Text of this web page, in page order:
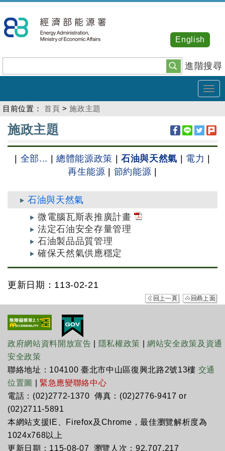
到
主
內
容
進階搜尋
English
目前位置： 首頁 >施政主題
:::
施政主題
全部... 總體能源政策 石油與天然氣 電力
再生能源
節約能源
石油與天然氣
微電腦瓦斯表推廣計畫
法定石油安全存量管理
石油製品品質管理
確保天然氣供應穩定
更新日期：113-02-21
政府網站資料開放宣告 隱私權政策 |網站安全政策及資通
安全政策
聯絡地址：104100 臺北市中山區復興北路2號13樓 交通
位置圖
緊急應變聯絡中心
電話：(02)2772-1370 傳真：(02)2776-9417 or
(02)2711-5891
本網站支援IE、Firefox及Chrome，最佳瀏覽解析度為
1024x768以上
更新日期：115-08-07 瀏覽人次：92,707,217